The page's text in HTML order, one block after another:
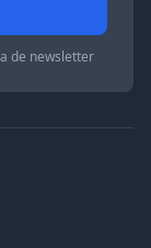
de newsletter